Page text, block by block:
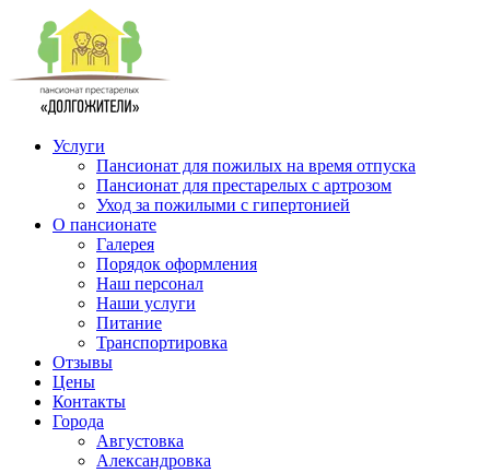
Услуги
Пансионат для пожилых на время отпуска
Пансионат для престарелых с артрозом
Уход за пожилыми с гипертонией
О пансионате
Галерея
Порядок оформления
Наш персонал
Наши услуги
Питание
Транспортировка
Отзывы
Цены
Контакты
Города
Августовка
Александровка